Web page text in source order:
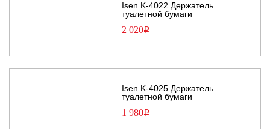
Isen K-4022 Держатель
туалетной бумаги
2 020Р
Isen K-4025 Держатель
туалетной бумаги
1 980Р